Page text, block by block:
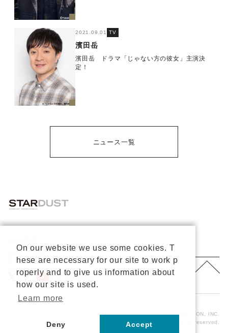
2021.09.01 TV
濱田岳
濱田岳 ドラマ「じゃない方の彼女」主演決
定！
ニュース一覧
プライバシーポリシー
お問い合わせ
About Us
公式X
公式Youtube
Copyright © 2026 STARDUST PROMOTION, INC.
All rights reserved.
On our website we use some cookies. T
hese are necessary for our site to work p
roperly and to give us information about
how our site is used.
Learn more
Deny Accept